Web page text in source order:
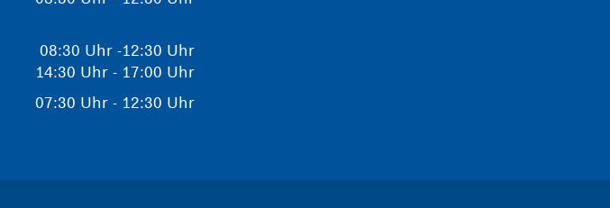
08:30 Uhr -12:30 Uhr
14:30 Uhr - 17:00 Uhr
07:30 Uhr - 12:30 Uhr